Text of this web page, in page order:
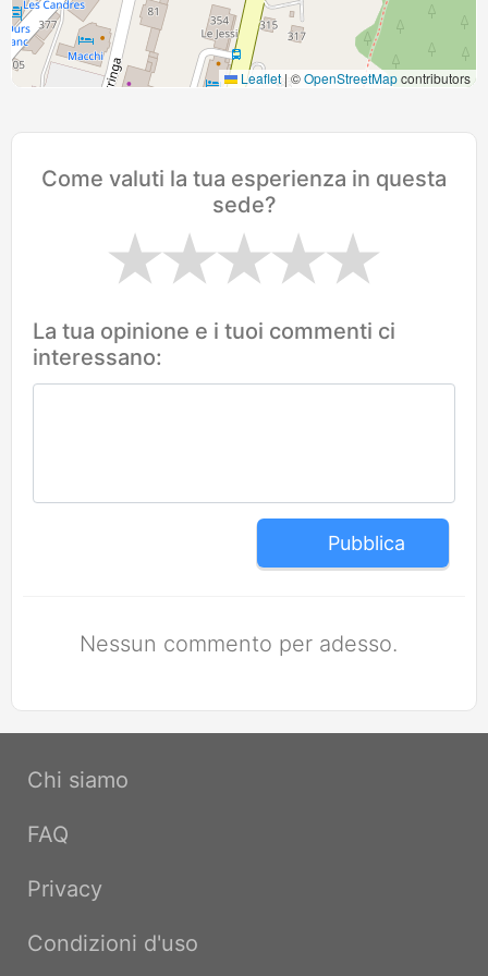
Leaflet| ©OpenStreetMapcontributors
Come valuti la tua esperienza in questa
sede?
La tua opinione e i tuoi commenti ci
interessano:
Pubblica
Nessun commento per adesso.
Chi siamo
FAQ
Privacy
Condizioni d'uso